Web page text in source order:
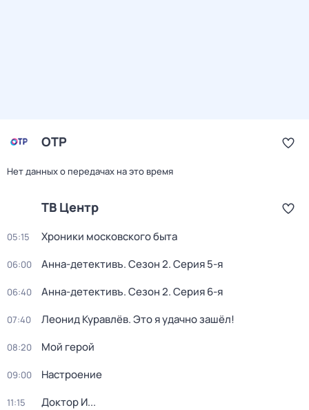
ОТР
Нет данных о передачах на это время
ТВ Центр
05:15 Хроники московского быта
06:00 Анна-детективъ. Сезон 2. Серия 5-я
06:40 Анна-детективъ. Сезон 2. Серия 6-я
07:40 Леонид Куравлёв. Это я удачно зашёл!
08:20 Мой герой
09:00 Настроение
11:15 Доктор И...